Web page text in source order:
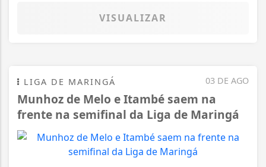
VISUALIZAR
03 DE AGO
LIGA DE MARINGÁ
Munhoz de Melo e Itambé saem na
frente na semifinal da Liga de Maringá